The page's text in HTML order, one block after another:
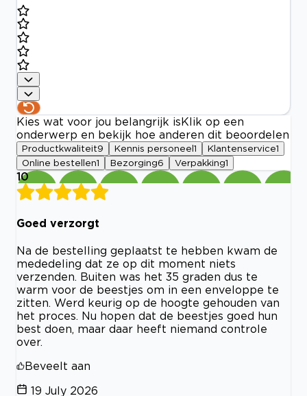
Kies wat voor jou belangrijk is Klik op een
onderwerp en bekijk hoe anderen dit beoordelen
Productkwaliteit9 Kennis personeel 1 Klantenservice1
Online bestellen1 Bezorging6 Verpakking1
10
Goed verzorgt
Na de bestelling geplaatst te hebben kwam de
mededeling dat ze op dit moment niets
verzenden. Buiten was het 35 graden dus te
warm voor de beestjes om in een enveloppe te
zitten. Werd keurig op de hoogte gehouden van
het proces. Nu hopen dat de beestjes goed hun
best doen, maar daar heeft niemand controle
over.
Beveelt aan
19 July 2026